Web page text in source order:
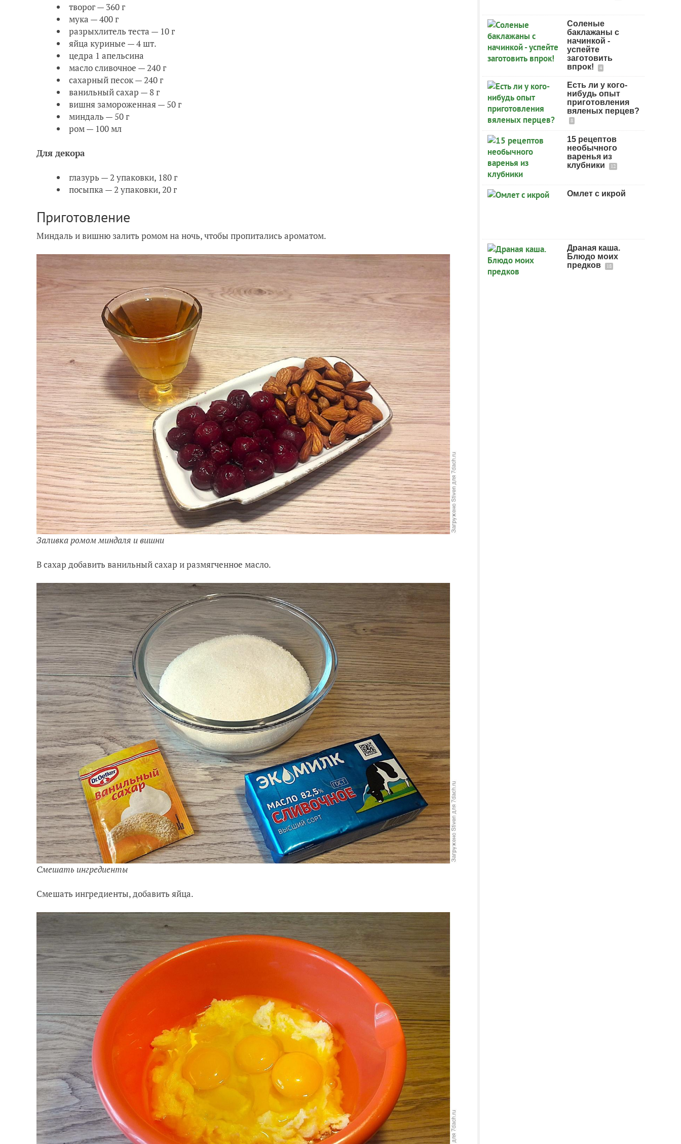
творог — 360 г
мука — 400 г
разрыхлитель теста — 10 г
яйца куриные — 4 шт.
цедра 1 апельсина
масло сливочное — 240 г
сахарный песок — 240 г
ванильный сахар — 8 г
вишня замороженная — 50 г
миндаль — 50 г
ром — 100 мл
Для декора
глазурь — 2 упаковки, 180 г
посыпка — 2 упаковки, 20 г
Приготовление
Миндаль и вишню залить ромом на ночь, чтобы пропитались ароматом.
Заливка ромом миндаля и вишни
В сахар добавить ванильный сахар и размягченное масло.
Смешать ингредиенты
Смешать ингредиенты, добавить яйца.
Соленые
баклажаны с
начинкой -
успейте
заготовить
впрок!
4
Есть ли у кого-
нибудь опыт
приготовления
вяленых перцев?
8
15 рецептов
необычного
варенья из
клубники
12
Омлет с икрой
Драная каша.
Блюдо моих
предков
18